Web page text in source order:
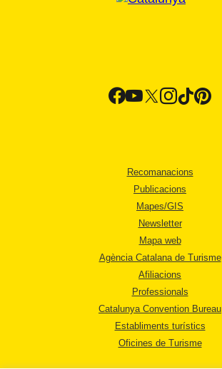
Recomanacions
Publicacions
Mapes/GIS
Newsletter
Mapa web
Agència Catalana de Turisme
Afiliacions
Professionals
Catalunya Convention Bureau
Establiments turístics
Oficines de Turisme